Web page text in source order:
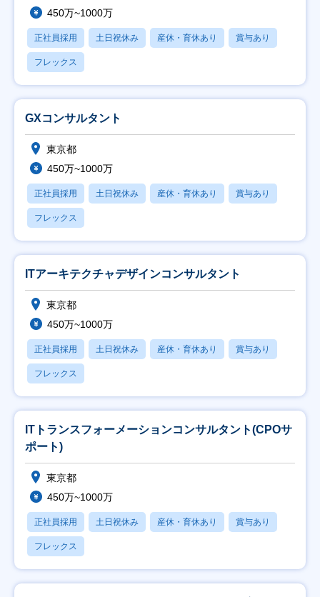
450万~1000万
正社員採用 土日祝休み 産休・育休あり 賞与あり
フレックス
GXコンサルタント
東京都
450万~1000万
正社員採用 土日祝休み 産休・育休あり 賞与あり
フレックス
ITアーキテクチャデザインコンサルタント
東京都
450万~1000万
正社員採用 土日祝休み 産休・育休あり 賞与あり
フレックス
ITトランスフォーメーションコンサルタント(CPOサ
ポート)
東京都
450万~1000万
正社員採用 土日祝休み 産休・育休あり 賞与あり
フレックス